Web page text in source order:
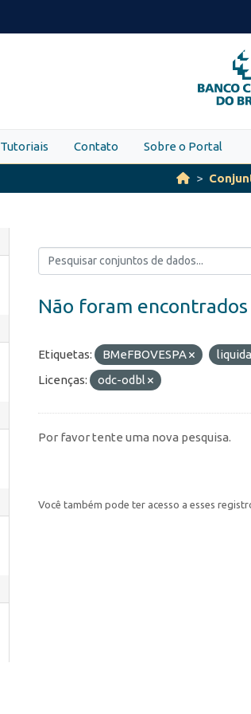
Tutoriais Contato Sobre o Portal
Não foram
Etiquetas: BMeFBOVESPA
Licenças:
odc-odbl
Por favor tente uma nova pesquisa.
Você também pode ter acesso a esses